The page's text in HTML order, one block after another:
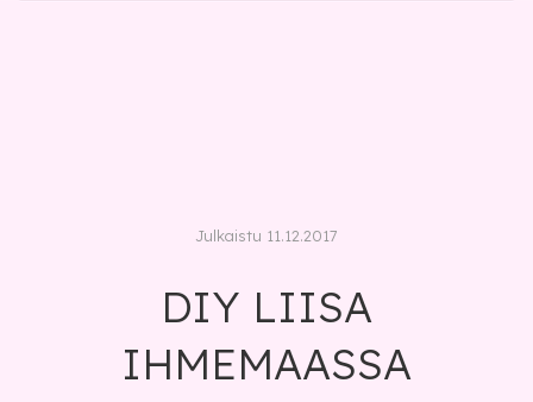
Julkaistu 11.12.2017
DIY LIISA
IHMEMAASSA